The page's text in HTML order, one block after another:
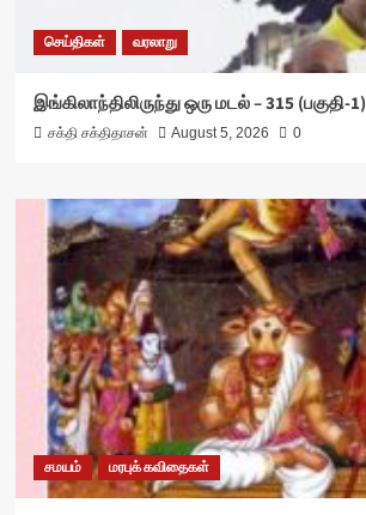
செய்திகள் வரலாறு
இங்கிலாந்திலிருந்து ஒரு மடல் – 315 (பகுதி-1)
சக்தி சக்திதாசன் August 5, 2026 0
சமயம் மரபுக் கவிதைகள்